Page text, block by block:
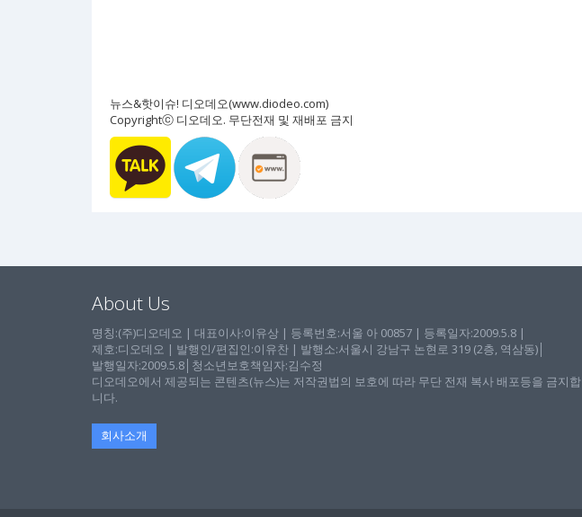
뉴스&핫이슈! 디오데오(www.diodeo.com)
Copyrightⓒ 디오데오. 무단전재 및 재배포 금지
About Us
명칭:(주)디오데오 | 대표이사:이유상 | 등록번호:서울 아 00857 | 등록일자:2009.5.8 |
제호:디오데오 | 발행인/편집인:이유찬 | 발행소:서울시 강남구 논현로 319 (2층, 역삼동)│
발행일자:2009.5.8│청소년보호책임자:김수정
디오데오에서 제공되는 콘텐츠(뉴스)는 저작권법의 보호에 따라 무단 전재 복사 배포등을 금지합
니다.
회사소개